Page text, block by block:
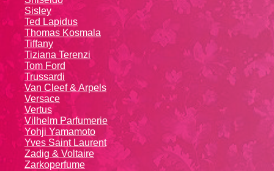
Sisley
Ted Lapidus
Thomas Kosmala
Tiffany
Tiziana Terenzi
Tom Ford
Trussardi
Van Cleef & Arpels
Versace
Vertus
Vilhelm Parfumerie
Yohji Yamamoto
Yvеs Sаint Lаurеnt
Zadig & Voltaire
Zarkoperfume